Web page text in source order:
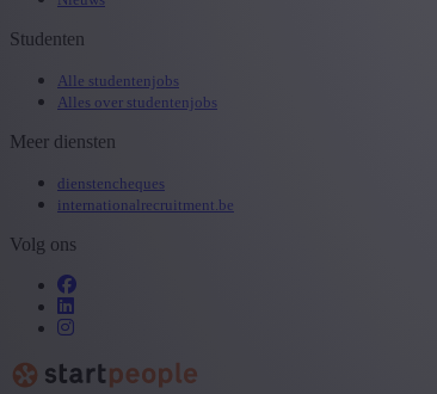
Studenten
Alle studentenjobs
Alles over studentenjobs
Meer diensten
dienstencheques
internationalrecruitment.be
Volg ons